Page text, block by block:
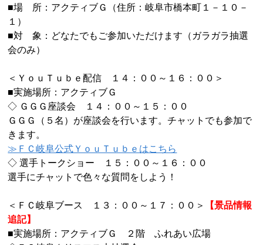
■場 所：アクティブＧ（住所：岐阜市橋本町１－１０－
１）
■対 象：どなたでもご参加いただけます（ガラガラ抽選
会のみ）
＜ＹｏｕＴｕｂｅ配信 １４：００～１６：００＞
■実施場所：アクティブＧ
◇ ＧＧＧ座談会 １４：００～１５：００
ＧＧＧ（５名）が座談会を行います。チャットでも参加で
きます。
≫ＦＣ岐阜公式ＹｏｕＴｕｂｅはこちら
◇ 選手トークショー １５：００～１６：００
選手にチャットで色々な質問をしよう！
＜ＦＣ岐阜ブース １３：００～１７：００＞
【景品情報
追記】
■実施場所：アクティブＧ ２階 ふれあい広場